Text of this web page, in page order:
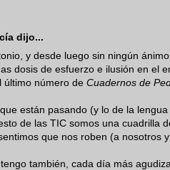
dijo...
y desde luego sin ningún
dosis de esfuerzo e ilusión en el
último número de Cuadernos de
están pasando (y lo de la
de las TIC somos una cuadrilla
que nos roben (a nosotros
también, cada día más